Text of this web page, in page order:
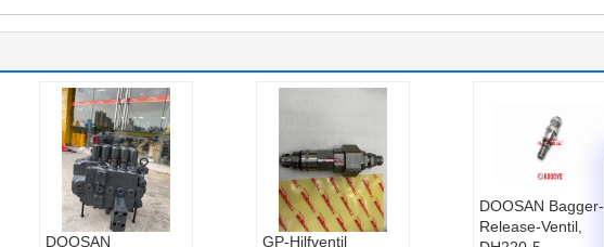
DOOSAN GP-Hilfventil
DOOSAN Bagger-
Release-Ventil,